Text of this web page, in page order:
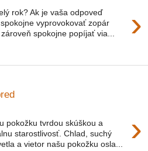
›
rok? Ak je vaša odpoveď
vyprovokovať zopár
spokojne popíjať via...
›
pokožku tvrdou skúškou a
starostlivosť. Chlad, suchý
a vietor našu pokožku osla...